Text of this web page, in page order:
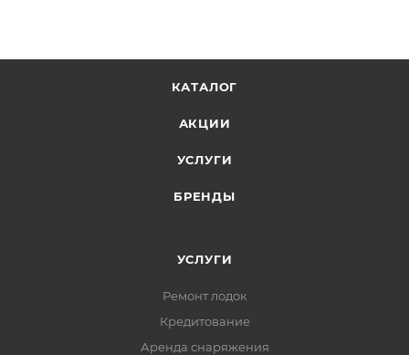
КАТАЛОГ
АКЦИИ
УСЛУГИ
БРЕНДЫ
УСЛУГИ
Ремонт лодок
Кредитование
Аренда снаряжения